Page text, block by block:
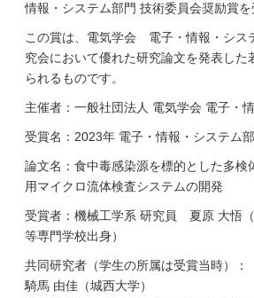
情報・システム部門 技術委員会奨励賞を
この賞は、電気学会 電子・情報・シス
究会において優れた研究論文を発表した
られるものです。
主催者：一般社団法人 電気学会 電子・
受賞名：2023年 電子・情報・システム
論文名：食中毒感染源を標的とした多検
用マイクロ流体検査システムの開発
受賞者：機械工学系 研究員 夏原 大悟
等専門学校出身）
共同研究者（学生の所属は受賞当時）：
騎馬 由佳（城西大学）